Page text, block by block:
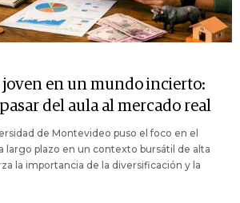
en un mundo incierto:
del aula al mercado real
de Montevideo puso el foco en el
largo plazo en un contexto bursátil de alta
la importancia de la diversificación y la